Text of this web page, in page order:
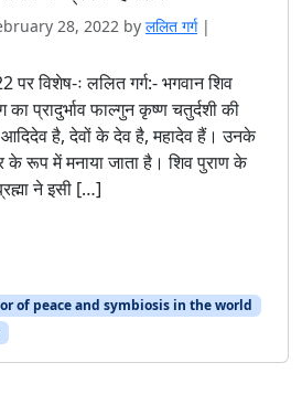
28, 2022 by ललित गर्ग |
पर विशेष-ः ललित गर्ग:- भगवान शिव
का प्रादुर्भाव फाल्गुन कृष्ण चतुर्दशी की
है, देवों के देव है, महादेव हैं। उनके
के रूप में मनाया जाता है। शिव पुराण के
ने इसी […]
of peace and symbiosis in the world